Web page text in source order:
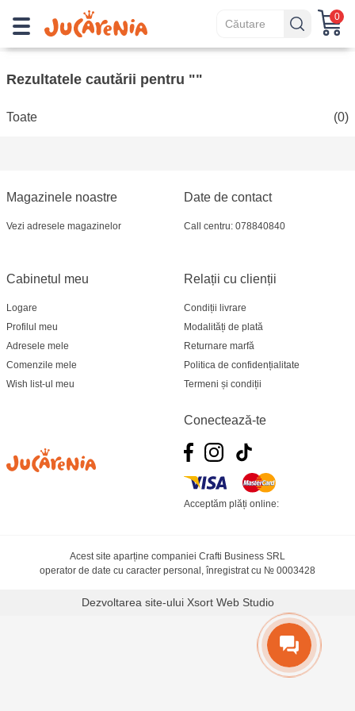
0
Rezultatele cautării pentru ""
Toate (0)
Magazinele noastre
Vezi adresele magazinelor
Relații cu clienții
Condiții livrare
Modalități de plată
Returnare marfă
Politica de confidențialitate
Termeni și condiții
Cabinetul meu
Logare
Profilul meu
Adresele mele
Comenzile mele
Wish list-ul meu
Date de contact
Call centru: 078840840
Conectează-te
Acceptăm plăți online:
Acest site aparține companiei Crafti Business SRL
operator de date cu caracter personal, înregistrat cu № 0003428
Dezvoltarea site-ului Xsort Web Studio